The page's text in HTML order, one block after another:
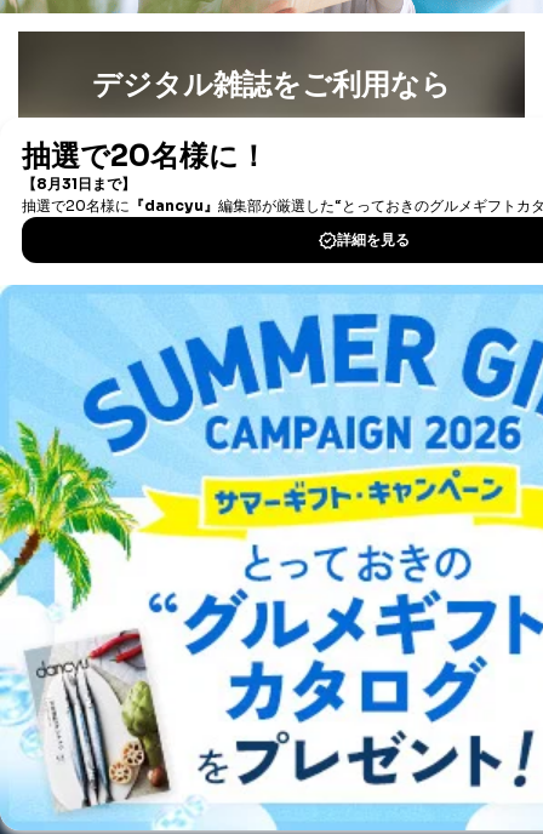
当社カスタマーQ＆
ｅメール等によるカスタマーQ＆A
サイトのサービス内容のご案内の
ｅメール等による商品、サービ
ス、キャンペーン等の広告に関す
4
採用応募者の方の
個人情報
採用選考、ご連絡のため
5
当社の従業者の個
人情報
人事、総務などの雇用管理等のた
め
企業）からの委託
により当社の
等をご利用の方の
個人情報
購入商品配送のため
提携企業及びお客様がご購入され
た商品の発売元企業からのｅメー
ル等による商品、
サービス、キャンペーン等の広告
に関するご案内のため
7
SNS公式アカウン
トに登録された方
の個人情報
当社のサービス利用状況の把握お
お問い合わせ対応、トラブル対
処、オペレーター教育など応対品
質向上のため
その他当社のプライバシーポリシ
ー等にて公表する利用目的達成の
ため
※上記の利用目的のうちNo.1～5については保有個人デ
ータ（開示対象個人情報）の利用目的であり、下記4.の
開示等のご請求に対応させていただきます。
なお、6、7については、パートナー（提携企業）様又は
各SNS運営会社様にご請求いただきますようお願い致し
ます。
３．個人情報の第三者提供について
当社は、取得した個人情報を適切に管理し､あらかじめ
本人の同意を得ることなく第三者に提供することはあり
ません。ただし、次の場合は除きます。
デジタル雑誌をご利用なら
書籍）が無料で読み放題！
DOWNLOAD FOR IOS
DOWNLOAD FOR ANDROID
ご利用方法はこちら
総合案内
アフィリエイト 採用情報
プレスリリース お問い合わせ
利用規約プライバシーポリシー 特定商取引法に基づく表示
出版社の皆様へ
投資家の皆様へサイトマップ
©︎2002 FUJISAN MAGAZINE SERVICE CO., Ltd.